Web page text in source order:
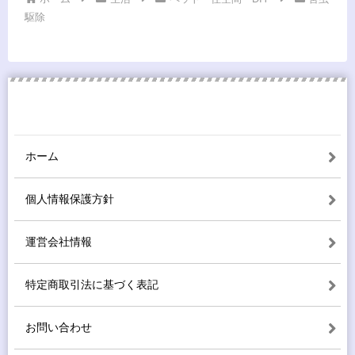
駆除
ホーム
個人情報保護方針
運営会社情報
特定商取引法に基づく表記
お問い合わせ